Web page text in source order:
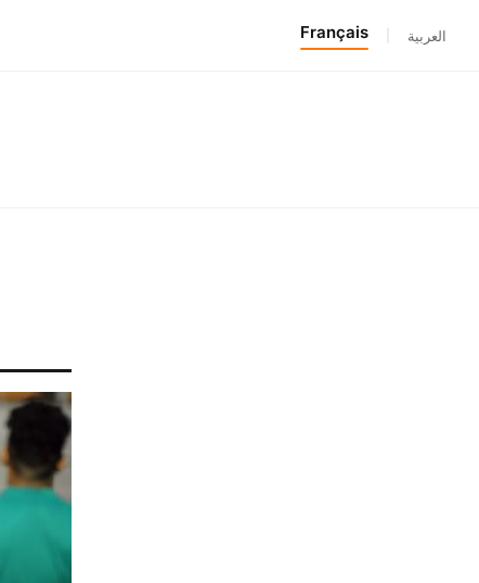
Français العربية